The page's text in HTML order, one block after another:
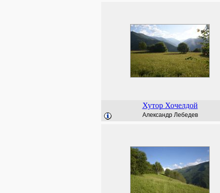
Хутор Хочелдой
Александр Лебедев